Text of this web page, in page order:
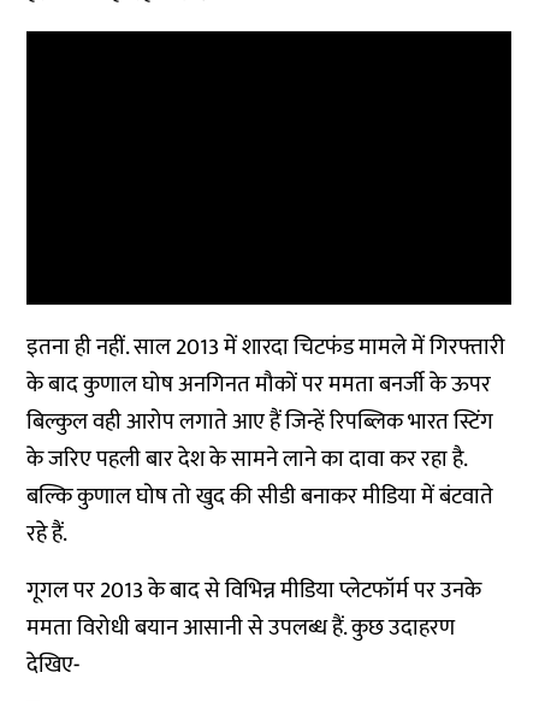
इतना ही नहीं. साल 2013 में शारदा चिटफंड मामले में गिरफ्तारी
के बाद कुणाल घोष अनगिनत मौकों पर ममता बनर्जी के ऊपर
बिल्कुल वही आरोप लगाते आए हैं जिन्हें रिपब्लिक भारत स्टिंग
के जरिए पहली बार देश के सामने लाने का दावा कर रहा है.
बल्कि कुणाल घोष तो खुद की सीडी बनाकर मीडिया में बंटवाते
रहे हैं.
गूगल पर 2013 के बाद से विभिन्न मीडिया प्लेटफॉर्म पर उनके
ममता विरोधी बयान आसानी से उपलब्ध हैं. कुछ उदाहरण
देखिए-